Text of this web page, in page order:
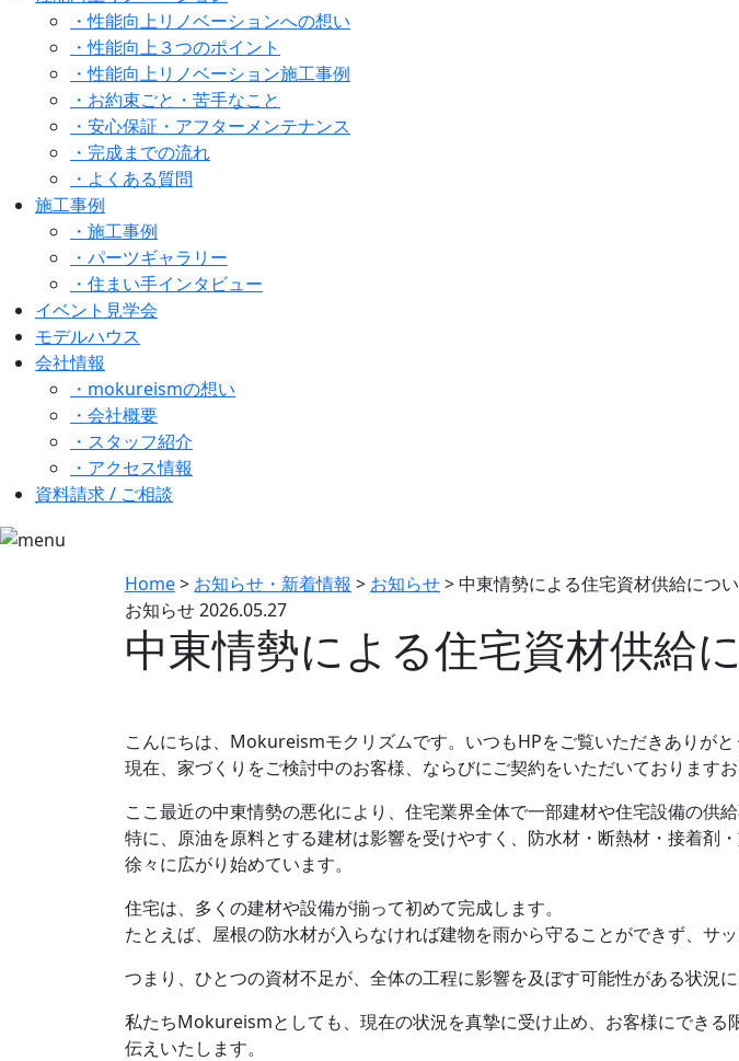
・性能向上リノベーションへの想い
・性能向上３つのポイント
・性能向上リノベーション施工事例
・お約束ごと・苦手なこと
・安心保証・アフターメンテナンス
・完成までの流れ
・よくある質問
施工事例
・施工事例
・パーツギャラリー
・住まい手インタビュー
イベント見学会
モデルハウス
会社情報
・mokureismの想い
・会社概要
・スタッフ紹介
・アクセス情報
資料請求 / ご相談
Home> お知らせ・新着情報 > お知らせ>中東情勢による住宅資材供給につ
お知らせ2026.05.27
中東情勢による住宅資材供給
こんにちは、Mokureismモクリズムです。いつもHPをご覧いただきありがと
現在、家づくりをご検討中のお客様、ならびにご契約をいただいております
ここ最近の中東情勢の悪化により、住宅業界全体で一部建材や住宅設備の供
特に、原油を原料とする建材は影響を受けやすく、防水材・断熱材・接着剤
徐々に広がり始めています。
住宅は、多くの建材や設備が揃って初めて完成します。
たとえば、屋根の防水材が入らなければ建物を雨から守ることができず、サ
つまり、ひとつの資材不足が、全体の工程に影響を及ぼす可能性がある状況に
私たちMokureismとしても、現在の状況を真摯に受け止め、お客様にでき
伝えいたします。